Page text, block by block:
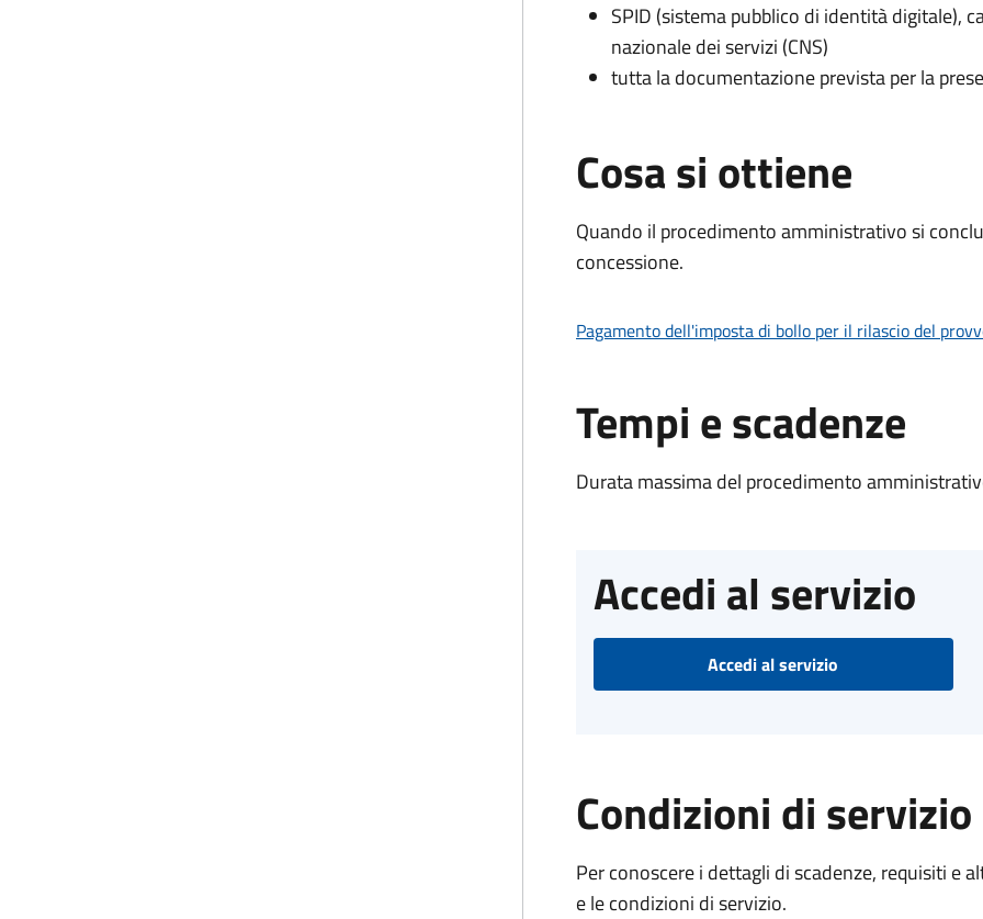
SPID (sistema pubblico di identità digitale),
nazionale dei servizi (CNS)
tutta la documentazione prevista per la
Cosa si ottiene
Quando il procedimento amministrativo si
concessione.
Pagamento dell'imposta di bollo per il rilascio del
Tempi e scadenze
Durata massima del procedimento
Accedi al servizio
Accedi al servizio
Condizioni di servizio
Per conoscere i dettagli di scadenze, requisiti e
e le condizioni di servizio.